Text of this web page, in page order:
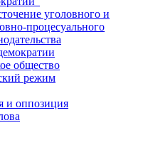
уголовного и
процесуального
общество
режим
и оппозиция